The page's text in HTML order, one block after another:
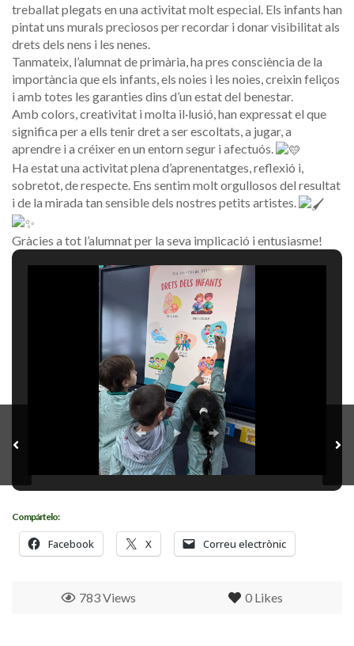
treballat plegats en una activitat molt especial. Els infants han
pintat uns murals preciosos per recordar i donar visibilitat als
drets dels nens i les nenes.
Tanmateix, l’alumnat de primària, ha pres consciència de la
importància que els infants, els noies i les noies, creixin feliços
i amb totes les garanties dins d’un estat del benestar.
Amb colors, creativitat i molta il·lusió, han expressat el que
significa per a ells tenir dret a ser escoltats, a jugar, a
aprendre i a créixer en un entorn segur i afectuós.
Ha estat una activitat plena d’aprenentatges, reflexió i,
sobretot, de respecte. Ens sentim molt orgullosos del resultat
i de la mirada tan sensible dels nostres petits artistes.
Gràcies a tot l’alumnat per la seva implicació i entusiasme!
Compártelo:
Facebook X Correu electrònic
0 Likes
783 Views